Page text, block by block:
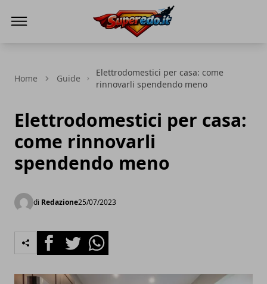
Home Guide
Elettrodomestici per casa: come
rinnovarli spendendo meno
Elettrodomestici per casa:
come rinnovarli
spendendo meno
di Redazione25/07/2023
FacebookTwitterWhatsapp